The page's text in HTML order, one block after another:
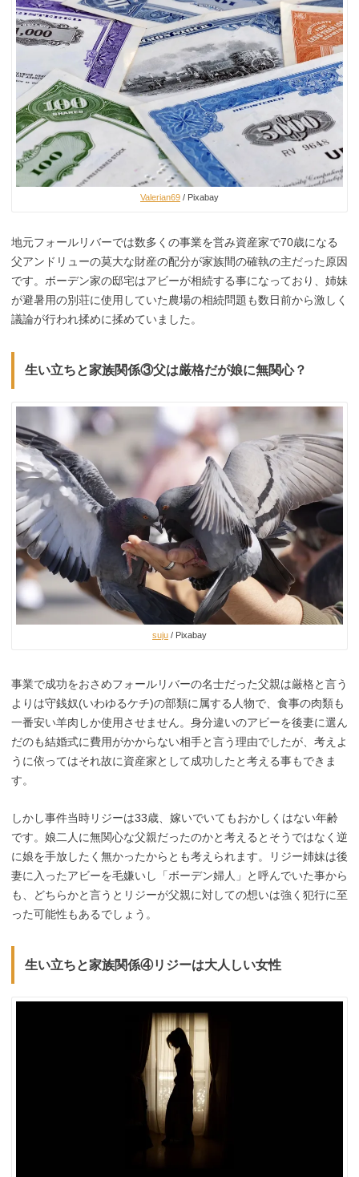
Valerian69 / Pixabay
地元フォールリバーでは数多くの事業を営み資産家で70歳になる
父アンドリューの莫大な財産の配分が家族間の確執の主だった原因
です。ボーデン家の邸宅はアビーが相続する事になっており、姉妹
が避暑用の別荘に使用していた農場の相続問題も数日前から激しく
議論が行われ揉めに揉めていました。
生い立ちと家族関係③父は厳格だが娘に無関心？
suju / Pixabay
事業で成功をおさめフォールリバーの名士だった父親は厳格と言う
よりは守銭奴(いわゆるケチ)の部類に属する人物で、食事の肉類も
一番安い羊肉しか使用させません。身分違いのアビーを後妻に選ん
だのも結婚式に費用がかからない相手と言う理由でしたが、考えよ
うに依ってはそれ故に資産家として成功したと考える事もできま
す。
しかし事件当時リジーは33歳、嫁いでいてもおかしくはない年齢
です。娘二人に無関心な父親だったのかと考えるとそうではなく逆
に娘を手放したく無かったからとも考えられます。リジー姉妹は後
妻に入ったアビーを毛嫌いし「ボーデン婦人」と呼んでいた事から
も、どちらかと言うとリジーが父親に対しての想いは強く犯行に至
った可能性もあるでしょう。
生い立ちと家族関係④リジーは大人しい女性